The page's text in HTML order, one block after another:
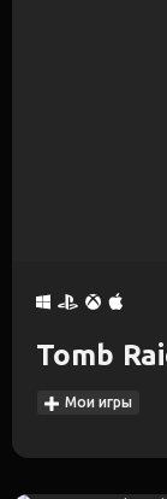
Tomb
Мои игры